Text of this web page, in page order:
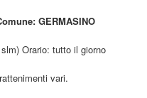
GERMASINO
Orario: tutto il giorno
vari.